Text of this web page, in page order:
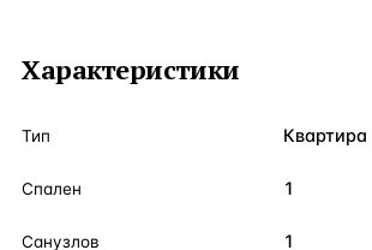
Характеристики
Тип Квартира
Спален 1
Санузлов 1